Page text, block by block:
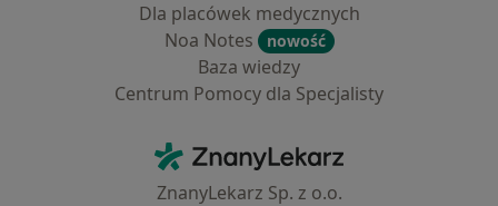
Dla placówek medycznych
Noa Notes
nowość
Baza wiedzy
Centrum Pomocy dla Specjalisty
ZnanyLekarz - Strona główna
ZnanyLekarz Sp. z o.o.